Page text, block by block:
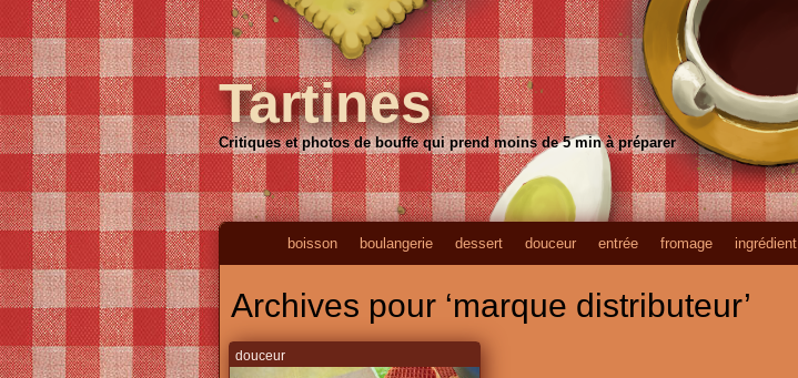
Tartines
Critiques et photos de bouffe qui prend moins de 5 min à préparer
boisson boulangerie dessert douceur entrée fromage ingrédient
Archives pour ‘marque distributeur’
douceur